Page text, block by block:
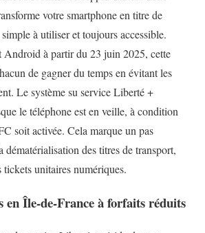
votre smartphone en titre de
à utiliser et toujours accessible.
à partir du 23 juin 2025, cette
de gagner du temps en évitant les
Le système su service Liberté +
le téléphone est en veille, à condition
soit activée. Cela marque un pas
dématérialisation des titres de transport,
tickets unitaires numériques.
en Île-de-France à forfaits réduits